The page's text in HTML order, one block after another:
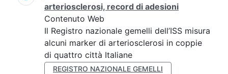
arteriosclerosi, record di adesioni
Contenuto Web
Il Registro nazionale gemelli dell’ISS misura
alcuni marker di arteriosclerosi in coppie
di quattro città Italiane
REGISTRO NAZIONALE GEMELLI